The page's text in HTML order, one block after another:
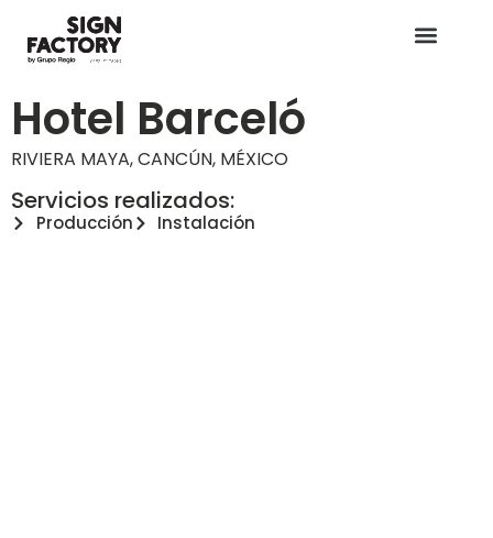
Hotel Barceló
RIVIERA MAYA, CANCÚN, MÉXICO
Servicios realizados:
Producción Instalación